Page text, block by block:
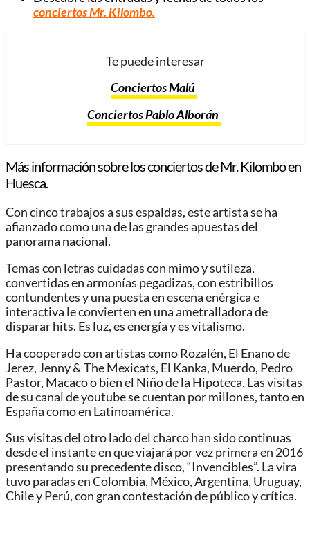
conciertos Mr. Kilombo.
Te puede interesar
Conciertos Malú
Conciertos Pablo Alborán
Más información sobre los conciertos de Mr. Kilombo en
Huesca.
Con cinco trabajos a sus espaldas, este artista se ha
afianzado como una de las grandes apuestas del
panorama nacional.
Temas con letras cuidadas con mimo y sutileza,
convertidas en armonías pegadizas, con estribillos
contundentes y una puesta en escena enérgica e
interactiva le convierten en una ametralladora de
disparar hits. Es luz, es energía y es vitalismo.
Ha cooperado con artistas como Rozalén, El Enano de
Jerez, Jenny & The Mexicats, El Kanka, Muerdo, Pedro
Pastor, Macaco o bien el Niño de la Hipoteca. Las visitas
de su canal de youtube se cuentan por millones, tanto en
España como en Latinoamérica.
Sus visitas del otro lado del charco han sido continuas
desde el instante en que viajará por vez primera en 2016
presentando su precedente disco, “Invencibles”. La vira
tuvo paradas en Colombia, México, Argentina, Uruguay,
Chile y Perú, con gran contestación de público y crítica.